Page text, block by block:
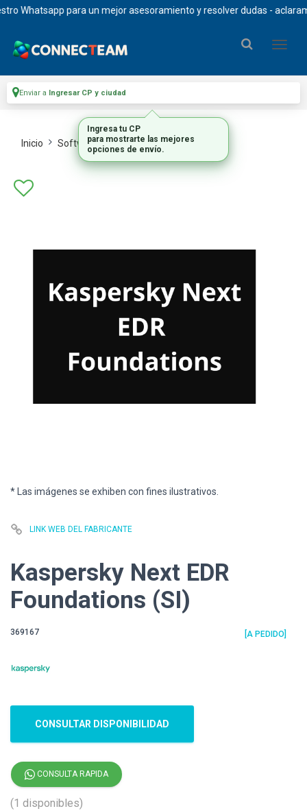
Whatsapp para un mejor asesoramiento y resolver dudas -
Enviar a Ingresar CP y ciudad
Inicio Software_1 Seguridad
* Las imágenes se exhiben con fines ilustrativos.
LINK WEB DEL FABRICANTE
Kaspersky Next EDR
Foundations (SI)
369167 [A PEDIDO]
CONSULTAR DISPONIBILIDAD
CONSULTA RAPIDA
(1 disponibles)
Ingresa tu CP
para mostrarte las mejores
opciones de envío.